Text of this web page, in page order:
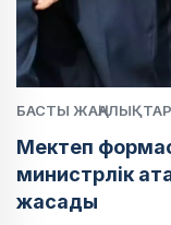
БАСТЫ ЖАҢАЛЫҚТАР
Мектеп
министрлік
жасады